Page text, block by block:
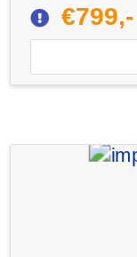
€799,-